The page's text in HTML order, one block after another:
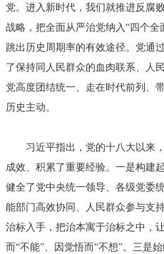
党。进入新时代，我们就推进反腐
战略，把全面从严治党纳入“四个
跳出历史周期率的有效途径。党通
了保持同人民群众的血肉联系、人
党高度团结统一、走在时代前列、
历史主动。
习近平指出，党的十八大以来，
成效、积累了重要经验。一是构建
健全了党中央统一领导、各级党委
能部门高效协同、人民群众参与支
治标入手，把治本寓于治标之中，
而“不能”、因觉悟而“不想”。三是